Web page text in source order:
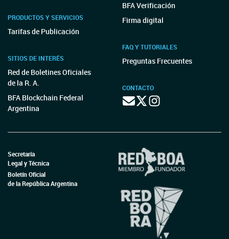
PRODUCTOS Y SERVICIOS
Tarifas de Publicación
SITIOS DE INTERÉS
Red de Boletines Oficiales
de la R. A.
BFA Blockchain Federal
Argentina
BFA Verificación
Firma digital
FAQ Y TUTORIALES
Preguntas Frecuentes
CONTACTO
Secretaría
Legal y Técnica
Boletín Oficial
de la República Argentina